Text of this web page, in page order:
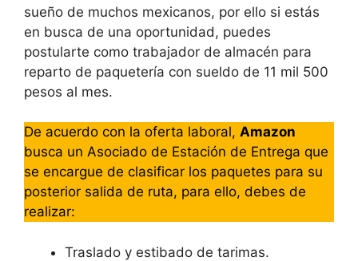
sueño de muchos mexicanos, por ello si estás
en busca de una oportunidad, puedes
postularte como trabajador de almacén para
reparto de paquetería con sueldo de 11 mil 500
pesos al mes.
De acuerdo con la oferta laboral, Amazon
busca un Asociado de Estación de Entrega que
se encargue de clasificar los paquetes para su
posterior salida de ruta, para ello, debes de
realizar:
Traslado y estibado de tarimas.